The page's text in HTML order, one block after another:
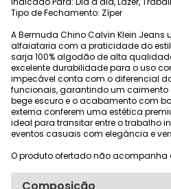
Tipo de Fechamento: Zíper
A Bermuda Chino Calvin Klein
alfaiataria com a praticidade do
sarja 100% algodão de alta
excelente durabilidade para o uso
impecável conta com o diferencial
funcionais, garantindo um caimento
bege escuro e o acabamento com
externa conferem uma estética
ideal para transitar entre o trabalho
eventos casuais com elegância e
O produto ofertado não acompanha